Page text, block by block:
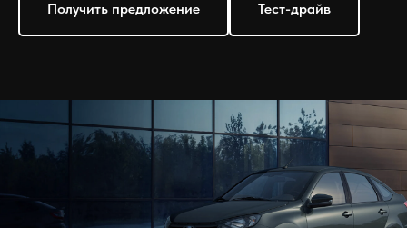
Получить предложение Тест-драйв